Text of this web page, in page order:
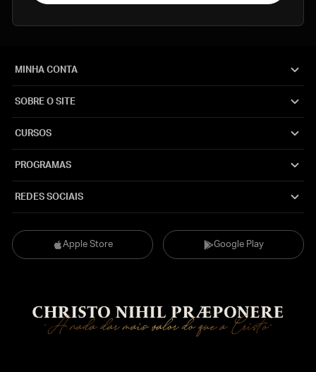
Apple Store Google Play
MINHA CONTA
SOBRE O SITE
CURSOS
PROGRAMAS
REDES SOCIAIS